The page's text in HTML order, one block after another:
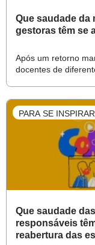
Que saudade da
gestoras têm se
Após um retorno
docentes de
PARA SE INSPIRAR
Que saudade
responsáveis
reabertura das